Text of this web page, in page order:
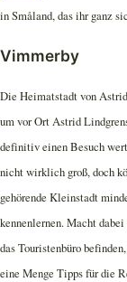
in Småland, das ihr ganz
Vimmerby
Die Heimatstadt von
um vor Ort Astrid
definitiv einen Besuch
nicht wirklich groß, doch
gehörende Kleinstadt
kennenlernen. Macht
das Touristenbüro
eine Menge Tipps für die